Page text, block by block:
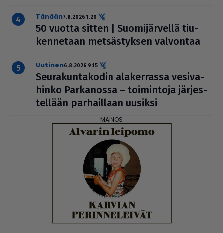
Tänään7.8.2026 1.20
50 vuotta sitten | Suo­mi­jär­vellä tiu­
ken­ne­taan met­säs­tyk­sen valvontaa
uutinen6.8.2026 9.15
Seu­ra­kun­ta­ko­din ala­ker­rassa vesi­va­
hinko Par­ka­nossa – toi­min­toja jär­jes­
tel­lään par­hail­laan uusiksi